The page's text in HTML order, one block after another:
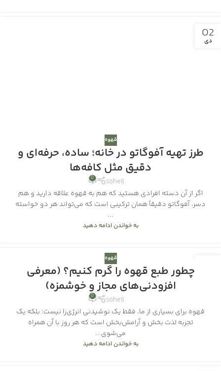
02
دی
قهوه
طرز تهیه آفوگاتو در خانه؛ ساده، حرفه‌ای و
دقیق مثل کافه‌ها
soheil
0
اگر از آن دسته افرادی هستید که هم به قهوه علاقه دارید و هم
دسر، آفوگاتو دقیقاً همان ترکیبی است که می‌تواند هر دو خواسته
...
به خواندن ادامه دهید
قهوه
چطور طبع قهوه را گرم کنیم؟ (معرفی
افزودنی‌های مجاز و خوشمزه)
soheil
0
قهوه برای بسیاری از ما، فقط یک نوشیدنی انرژی‌زا نیست؛ بلکه یک
تجربه لذت بخش و آرامش‌بخش است که هر روز با آن همراه
می‌شوی...
به خواندن ادامه دهید